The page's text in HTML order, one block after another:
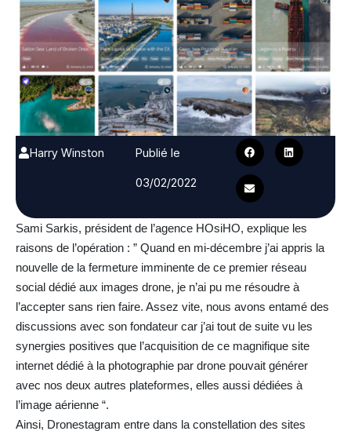
Harry Winston
Publié le
03/02/2022
Sami Sarkis, président de l’agence HOsiHO, explique les
raisons de l’opération : ” Quand en mi-décembre j’ai appris la
nouvelle de la fermeture imminente de ce premier réseau
social dédié aux images drone, je n’ai pu me résoudre à
l’accepter sans rien faire. Assez vite, nous avons entamé des
discussions avec son fondateur car j’ai tout de suite vu les
synergies positives que l’acquisition de ce magnifique site
internet dédié à la photographie par drone pouvait générer
avec nos deux autres plateformes, elles aussi dédiées à
l’image aérienne “.
Ainsi, Dronestagram entre dans la constellation des sites